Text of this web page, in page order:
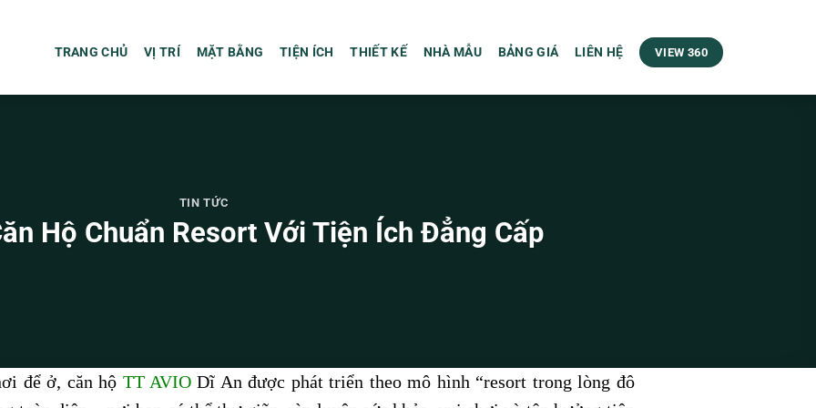
TRANG CHỦ VỊ TRÍ MẶT BẰNG TIỆN ÍCH THIẾT KẾ NHÀ MẪU BẢNG GIÁ LIÊN HỆ VIEW 360
TIN TỨC
Hộ Chuẩn Resort Với Tiện Ích Đẳng Cấp
để ở, căn hộ TT AVIO Dĩ An được phát triển theo mô hình “resort trong lòng đô